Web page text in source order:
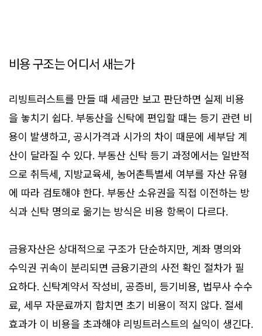
비용 구조는 어디서 새는가
리빙트러스트를 만들 때 세금만 보고 판단하면 실제 비용
을 놓치기 쉽다. 부동산을 신탁에 편입할 때는 등기 관련 비
용이 발생하고, 공시가격과 시가의 차이 때문에 세부담 계
산이 달라질 수 있다. 부동산 신탁 등기 과정에서는 일반적
으로 취득세, 지방교육세, 농어촌특별세 여부를 자산 유형
에 따라 검토해야 한다. 부동산 소유권을 직접 이전하는 방
식과 신탁 명의로 옮기는 방식은 비용 항목이 다르다.
금융자산은 상대적으로 구조가 단순하지만, 계좌 명의와
수익권 귀속이 분리되면 금융기관의 사전 확인 절차가 필
요하다. 신탁계약서 작성비, 공증비, 등기비용, 법무사 수수
료, 세무 자문료까지 합치면 초기 비용이 적지 않다. 절세
효과가 이 비용을 초과해야 리빙트러스트의 실익이 생긴다.